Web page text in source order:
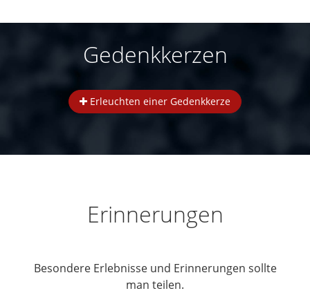
Gedenkkerzen
Erleuchten einer Gedenkkerze
Erinnerungen
Besondere Erlebnisse und Erinnerungen sollte
man teilen.